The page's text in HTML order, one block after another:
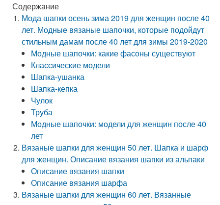
Содержание
Мода шапки осень зима 2019 для женщин после 40
лет. Модные вязаные шапочки, которые подойдут
стильным дамам после 40 лет для зимы 2019-2020
Модные шапочки: какие фасоны существуют
Классические модели
Шапка-ушанка
Шапка-кепка
Чулок
Труба
Модные шапочки: модели для женщин после 40
лет
Вязаные шапки для женщин 50 лет. Шапка и шарф
для женщин. Описание вязания шапки из альпаки
Описание вязания шапки
Описание вязания шарфа
Вязаные шапки для женщин 60 лет. Вязанные